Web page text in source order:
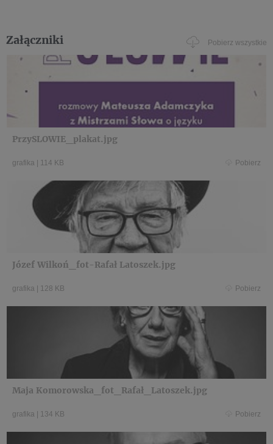
Załączniki Pobierz wszystkie
PrzySLOWIE_plakat.jpg
grafika 114 KB Pobierz
Józef Wilkoń_fot-Rafał Latoszek.jpg
grafika 128 KB Pobierz
Maja Komorowska_fot_Rafał_Latoszek.jpg
grafika 134 KB Pobierz